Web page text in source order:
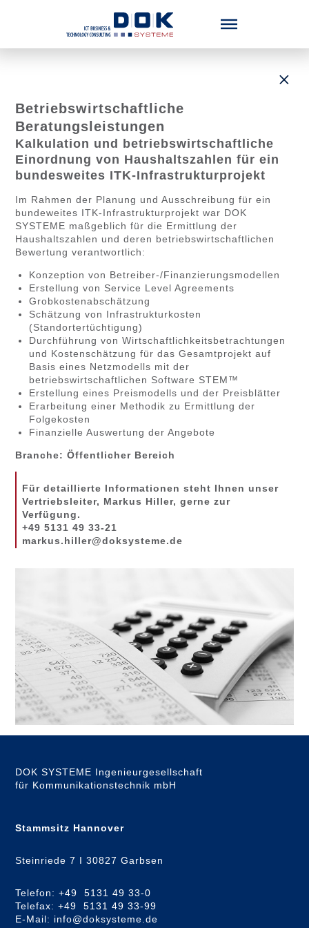
Betriebswirtschaftliche
Beratungsleistungen
Kalkulation und betriebswirtschaftliche
Einordnung von Haushaltszahlen für ein
bundesweites ITK-Infrastrukturprojekt
Im Rahmen der Planung und Ausschreibung für ein
bundeweites ITK-Infrastrukturprojekt war DOK
SYSTEME maßgeblich für die Ermittlung der
Haushaltszahlen und deren betriebswirtschaftlichen
Bewertung verantwortlich:
Konzeption von Betreiber-/Finanzierungsmodellen
Erstellung von Service Level Agreements
Grobkostenabschätzung
Schätzung von Infrastrukturkosten
(Standortertüchtigung)
Durchführung von Wirtschaftlichkeitsbetrachtungen
und Kostenschätzung für das Gesamtprojekt auf
Basis eines Netzmodells mit der
betriebswirtschaftlichen Software STEM™
Erstellung eines Preismodells und der Preisblätter
Erarbeitung einer Methodik zu Ermittlung der
Folgekosten
Finanzielle Auswertung der Angebote
Branche: Öffentlicher Bereich
Für detaillierte Informationen steht Ihnen unser
Vertriebsleiter, Markus Hiller, gerne zur
Verfügung.
+49 5131 49 33-21
markus.hiller@doksysteme.de
DOK SYSTEME Ingenieurgesellschaft
für Kommunikationstechnik mbH
Stammsitz Hannover
Steinriede 7 I 30827 Garbsen
Telefon: +49 5131 49 33-0
Telefax: +49 5131 49 33-99
E-Mail: info@doksysteme.de